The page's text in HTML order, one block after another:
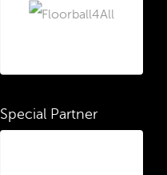
Special Partner